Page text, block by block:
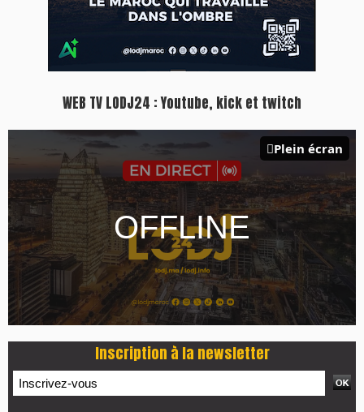
Plus d'informations sur cette page :
PRESS +
LES PLUS RÉCENTS CLASSEURS
7 days santé & conso du 31-07-2026
I-MAG-Spécial Fête du Trône 2026
7 days Culture du 29-07-2026
7 days Auto-Moto du 27-07-2026